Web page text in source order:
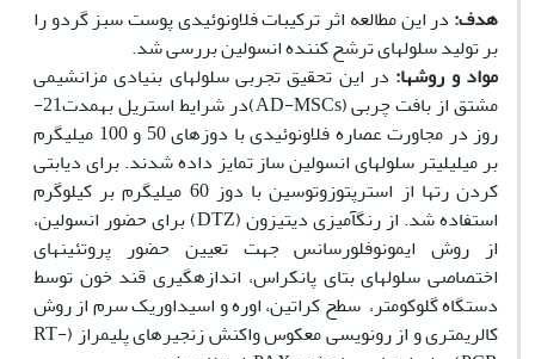
هدف: در این مطالعه اثر ترکیبات فلاونوئیدی پوست سبز گردو را
بر تولید سلول‏های ترشح کننده انسولین بررسی شد.
مواد و روش‏ها: در این تحقیق تجربی سلول‏های بنیادی مزانشیمی
مشتق از بافت چربی (AD-MSCs)در شرایط استریل به‏مدت21­
روز در مجاورت عصاره فلاونوئیدی با دوزهای 50 و 100 میلی‏گرم
بر میلی‏لیتر سلول‏های انسولین ساز تمایز داده شدند. برای دیابتی
کردن رت‏ها از استرپتوزوتوسین با دوز 60 میلی‏گرم بر کیلوگرم
استفاده شد. از رنگ‏آمیزی دیتیزون (DTZ) برای حضور انسولین،
از روش ایمونوفلورسانس جهت تعیین حضور پروتئین‏های
اختصاصی سلول‏های بتای پانکراس، اندازه‏گیری قند خون توسط
دستگاه گلوکومتر، سطح کراتین، اوره و اسیداوریک سرم از روش
کالریمتری و­ از رونویسی معکوس واکنش زنجیره‏ای پلی‏مراز (RT-